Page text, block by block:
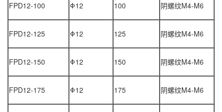
FPD12-100 Φ12 100 阴螺纹M4-M6
FPD12-125 Φ12 125 阴螺纹M4-M6
FPD12-150 Φ12 150 阴螺纹M4-M6
FPD12-175 Φ12 175 阴螺纹M4-M6